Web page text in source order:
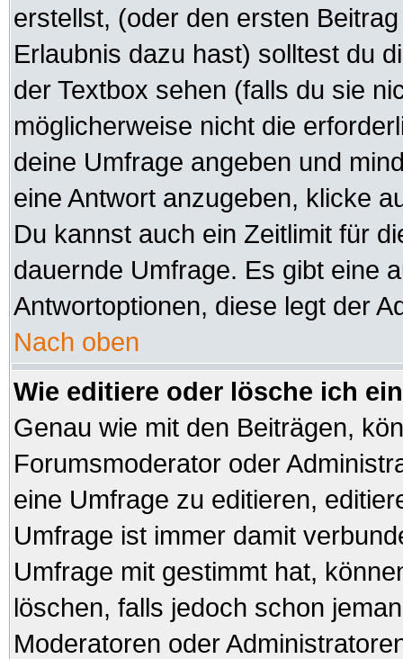
erstellst, (oder den ersten
Erlaubnis dazu hast) solltest du
der Textbox sehen (falls du sie
möglicherweise nicht die
deine Umfrage angeben und
eine Antwort anzugeben, klicke
Du kannst auch ein Zeitlimit für
dauernde Umfrage. Es gibt eine
Antwortoptionen, diese legt der
Nach oben
Wie editiere oder lösche ich
Genau wie mit den Beiträgen,
Forumsmoderator oder
eine Umfrage zu editieren,
Umfrage ist immer damit
Umfrage mit gestimmt hat,
löschen, falls jedoch schon
Moderatoren oder